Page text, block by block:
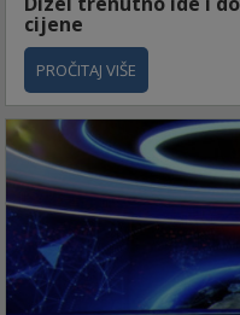
cijene
PROČITAJ VIŠE